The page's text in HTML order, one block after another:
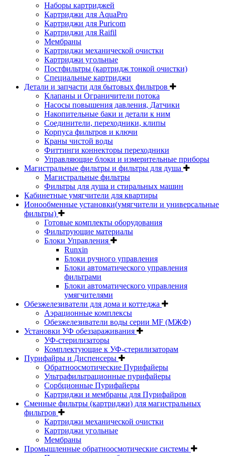
Наборы картриджей
Картриджи для AquaPro
Картриджи для Puricom
Картриджи для Raifil
Мембраны
Картриджи механической очистки
Картриджи угольные
Постфильтры (картридж тонкой очистки)
Специальные картриджи
Детали и запчасти для бытовых фильтров
Клапаны и Ограничители потока
Насосы повышения давления, Датчики
Накопительные баки и детали к ним
Соединители, переходники, клипы
Корпуса фильтров и ключи
Краны чистой воды
Фиттинги коннекторы переходники
Управляющие блоки и измерительные приборы
Магистральные фильтры и фильтры для душа
Магистральные фильтры
Фильтры для душа и стиральных машин
Кабинетные умягчители для квартиры
Ионообменные установки(умягчители и универсальные
фильтры)
Готовые комплекты оборудования
Фильтрующие материалы
Блоки Управления
Runxin
Блоки ручного управления
Блоки автоматического управления
фильтрами
Блоки автоматического управления
умягчителями
Обезжелезиватели для дома и коттеджа
Аэрационные комплексы
Обезжелезиватели воды серии MF (МЖФ)
Установки УФ обеззараживания
УФ-стерилизаторы
Комплектующие к УФ-стерилизаторам
Пурифайры и Диспенсеры
Обратноосмотические Пурифайеры
Ультрафильтрационные пурифайеры
Сорбционные Пурифайеры
Картриджи и мембраны для Пурифайров
Сменные фильтры (картриджи) для магистральных
фильтров
Картриджи механической очистки
Картриджи угольные
Мембраны
Промышленные обратноосмотические системы